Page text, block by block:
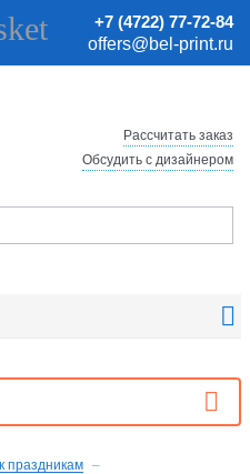
быть неактуальными.
у менеджеров.
+7 (4722) 77-72-84
offers@bel-print.ru
Рассчитать заказ
Обсудить с дизайнером

праздникам